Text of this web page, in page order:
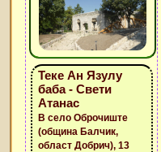
Теке Ан Язулу
баба - Свети
Атанас
В село Оброчиште
(община Балчик,
област Добрич), 13